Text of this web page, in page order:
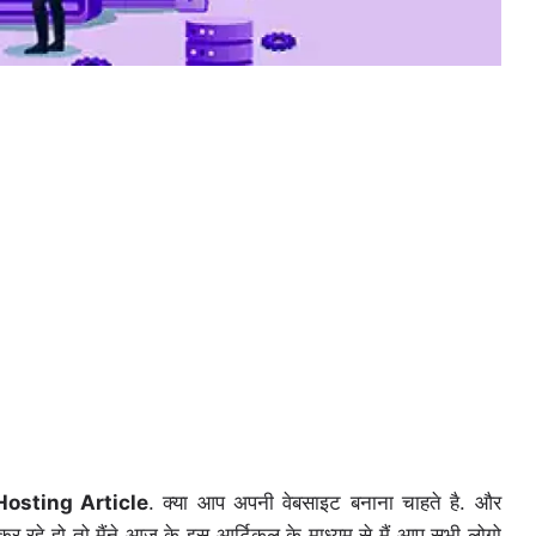
Article. क्या आप अपनी वेबसाइट बनाना चाहते है. और